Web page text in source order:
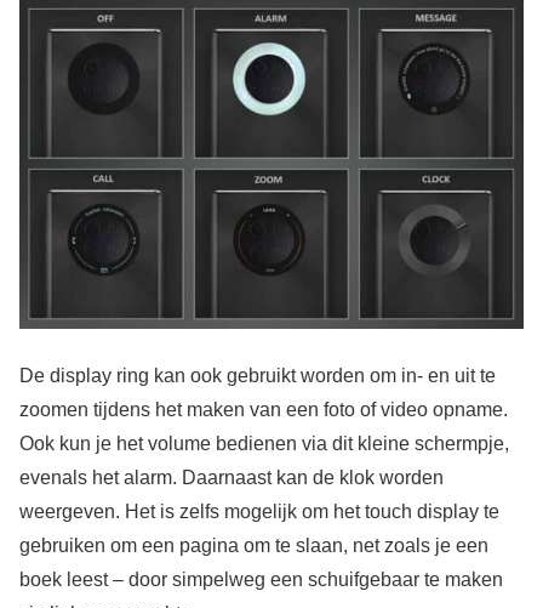
De display ring kan ook gebruikt worden om in- en uit te
zoomen tijdens het maken van een foto of video opname.
Ook kun je het volume bedienen via dit kleine schermpje,
evenals het alarm. Daarnaast kan de klok worden
weergeven. Het is zelfs mogelijk om het touch display te
gebruiken om een pagina om te slaan, net zoals je een
boek leest – door simpelweg een schuifgebaar te maken